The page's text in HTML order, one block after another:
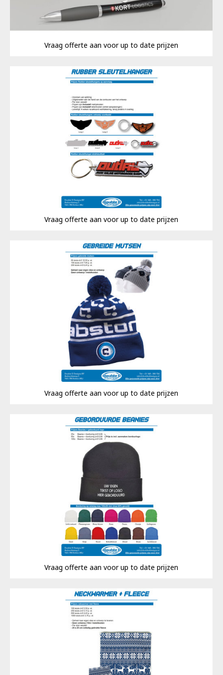
Vraag offerte aan voor up to date prijzen
Vraag offerte aan voor up to date prijzen
Vraag offerte aan voor up to date prijzen
Vraag offerte aan voor up to date prijzen